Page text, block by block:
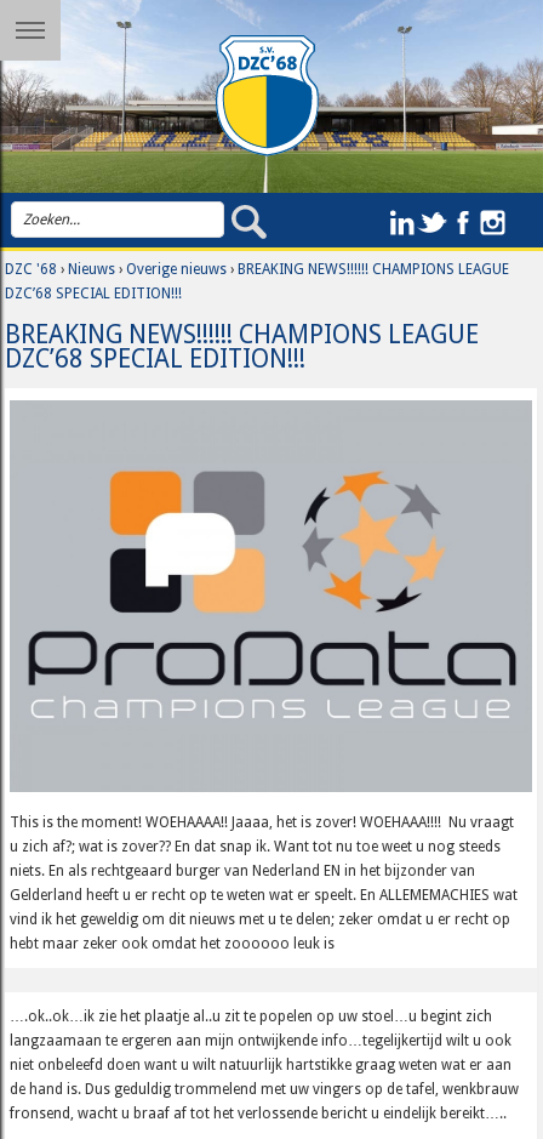
DZC '68 ›Nieuws ›Overige nieuws ›BREAKING NEWS!!!!!! CHAMPIONS LEAGUE
DZC’68 SPECIAL EDITION!!!
BREAKING NEWS!!!!!! CHAMPIONS LEAGUE
DZC’68 SPECIAL EDITION!!!
This is the moment! WOEHAAAA!! Jaaaa, het is zover! WOEHAAA!!!! Nu vraagt
u zich af?; wat is zover?? En dat snap ik. Want tot nu toe weet u nog steeds
niets. En als rechtgeaard burger van Nederland EN in het bijzonder van
Gelderland heeft u er recht op te weten wat er speelt. En ALLEMEMACHIES wat
vind ik het geweldig om dit nieuws met u te delen; zeker omdat u er recht op
hebt maar zeker ook omdat het zoooooo leuk is
….ok..ok…ik zie het plaatje al..u zit te popelen op uw stoel…u begint zich
langzaamaan te ergeren aan mijn ontwijkende info…tegelijkertijd wilt u ook
niet onbeleefd doen want u wilt natuurlijk hartstikke graag weten wat er aan
de hand is. Dus geduldig trommelend met uw vingers op de tafel, wenkbrauw
fronsend, wacht u braaf af tot het verlossende bericht u eindelijk bereikt…..